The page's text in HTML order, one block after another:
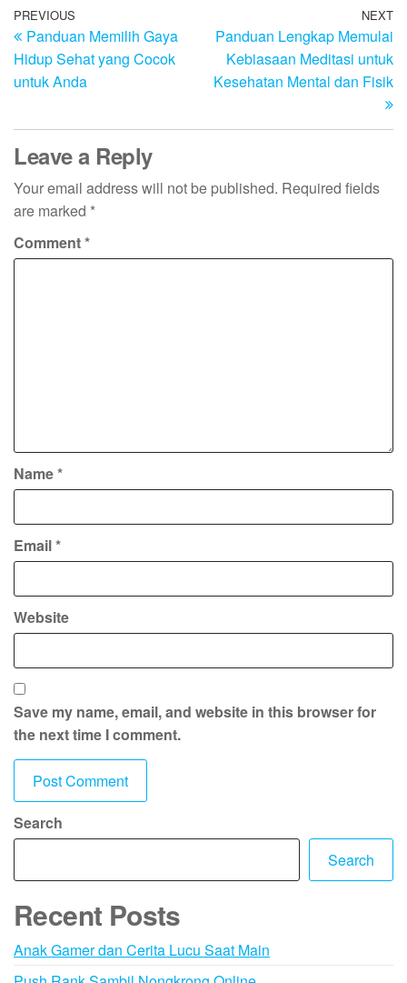
Post
navigation
Previous
Post
PREVIOUS
Panduan Memilih Gaya
Hidup Sehat yang Cocok
untuk Anda
NEXT
Panduan Lengkap Memulai
Kebiasaan Meditasi untuk
Kesehatan Mental dan Fisik
Leave a Reply
Your email address will not be published. Required fields
are marked *
Comment*
Name*
Email*
Website
Save my name, email, and website in this browser for
the next time I comment.
Search
Search
Recent Posts
Anak Gamer dan Cerita Lucu Saat Main